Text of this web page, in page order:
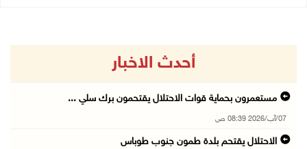
أحدث الاخبار
مستعمرون بحماية قوات الاحتلال يقتحمون برك سلي ...
07/آب/2026 08:39 ص
الاحتلال يقتحم بلدة طمون جنوب طوباس